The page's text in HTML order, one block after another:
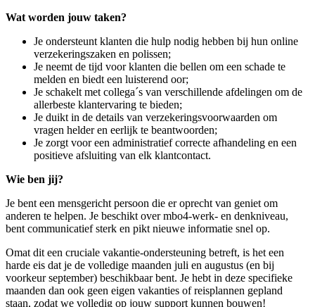
Wat worden jouw taken?
Je ondersteunt klanten die hulp nodig hebben bij hun online
verzekeringszaken en polissen;
Je neemt de tijd voor klanten die bellen om een schade te
melden en biedt een luisterend oor;
Je schakelt met collega´s van verschillende afdelingen om de
allerbeste klantervaring te bieden;
Je duikt in de details van verzekeringsvoorwaarden om
vragen helder en eerlijk te beantwoorden;
Je zorgt voor een administratief correcte afhandeling en een
positieve afsluiting van elk klantcontact.
Wie ben jij?
Je bent een mensgericht persoon die er oprecht van geniet om
anderen te helpen. Je beschikt over mbo4-werk- en denkniveau,
bent communicatief sterk en pikt nieuwe informatie snel op.
Omat dit een cruciale vakantie-ondersteuning betreft, is het een
harde eis dat je de volledige maanden juli en augustus (en bij
voorkeur september) beschikbaar bent. Je hebt in deze specifieke
maanden dan ook geen eigen vakanties of reisplannen gepland
staan, zodat we volledig op jouw support kunnen bouwen!